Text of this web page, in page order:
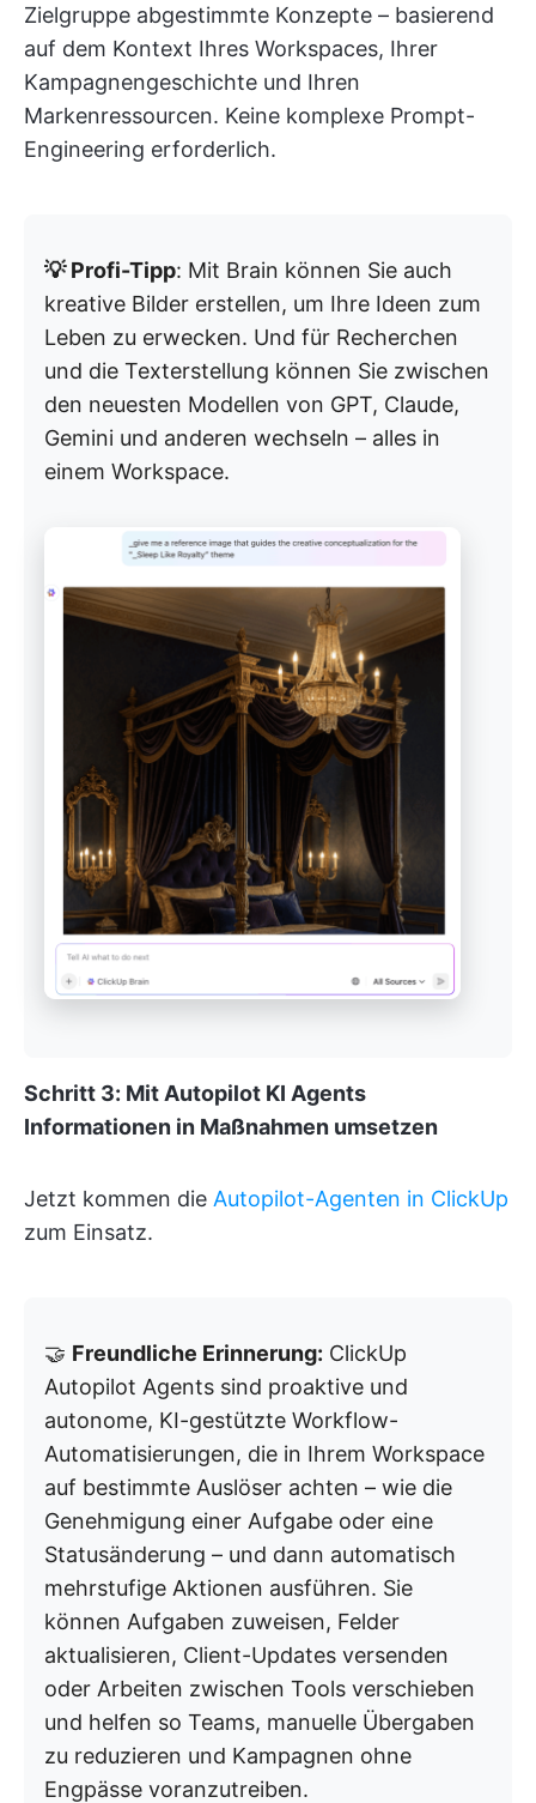
Zielgruppe abgestimmte Konzepte – basierend
auf dem Kontext Ihres Workspaces, Ihrer
Kampagnengeschichte und Ihren
Markenressourcen. Keine komplexe Prompt-
Engineering erforderlich.
💡 Profi-Tipp: Mit Brain können Sie auch
kreative Bilder erstellen, um Ihre Ideen zum
Leben zu erwecken. Und für Recherchen
und die Texterstellung können Sie zwischen
den neuesten Modellen von GPT, Claude,
Gemini und anderen wechseln – alles in
einem Workspace.
Schritt 3: Mit Autopilot KI Agents
Informationen in Maßnahmen umsetzen
Jetzt kommen die Autopilot-Agenten in ClickUp
zum Einsatz.
🤝 Freundliche Erinnerung: ClickUp
Autopilot Agents sind proaktive und
autonome, KI-gestützte Workflow-
Automatisierungen, die in Ihrem Workspace
auf bestimmte Auslöser achten – wie die
Genehmigung einer Aufgabe oder eine
Statusänderung – und dann automatisch
mehrstufige Aktionen ausführen. Sie
können Aufgaben zuweisen, Felder
aktualisieren, Client-Updates versenden
oder Arbeiten zwischen Tools verschieben
und helfen so Teams, manuelle Übergaben
zu reduzieren und Kampagnen ohne
Engpässe voranzutreiben.